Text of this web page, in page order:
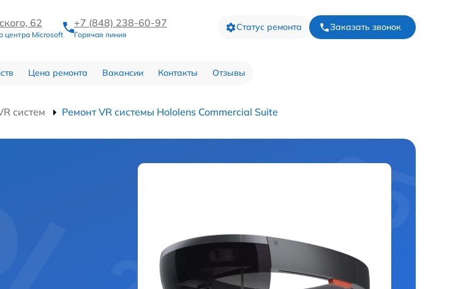
62
центра Microsoft
+7 (848) 238-60-97
Горячая линия
Статус ремонта Заказать звонок
Цена ремонта Вакансии Контакты Отзывы
систем Ремонт VR системы Hololens Commercial Suite